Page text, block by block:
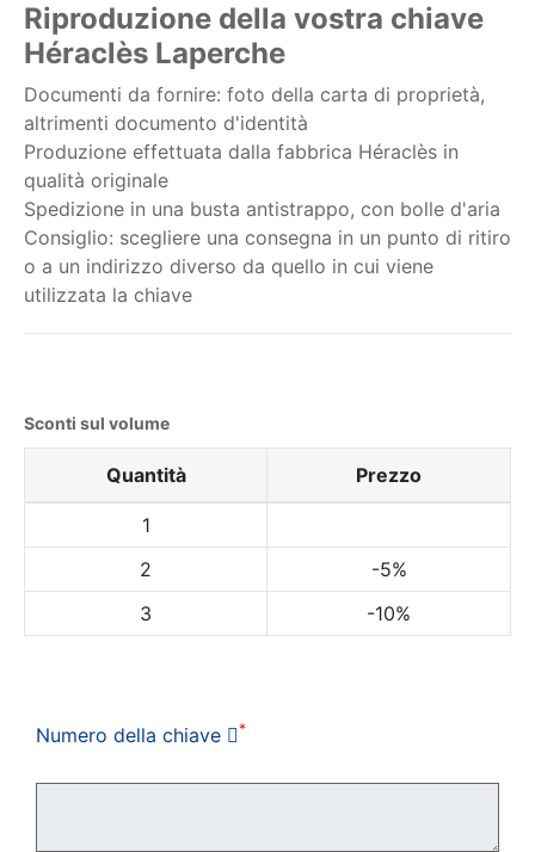
Riproduzione della vostra chiave
Héraclès Laperche
Documenti da fornire: foto della carta di proprietà,
altrimenti documento d'identità
Produzione effettuata dalla fabbrica Héraclès in
qualità originale
Spedizione in una busta antistrappo, con bolle d'aria
Consiglio: scegliere una consegna in un punto di ritiro
o a un indirizzo diverso da quello in cui viene
utilizzata la chiave
Sconti sul volume
Quantità Prezzo
1
2
-5%
3
-10%
Numero della chiave *